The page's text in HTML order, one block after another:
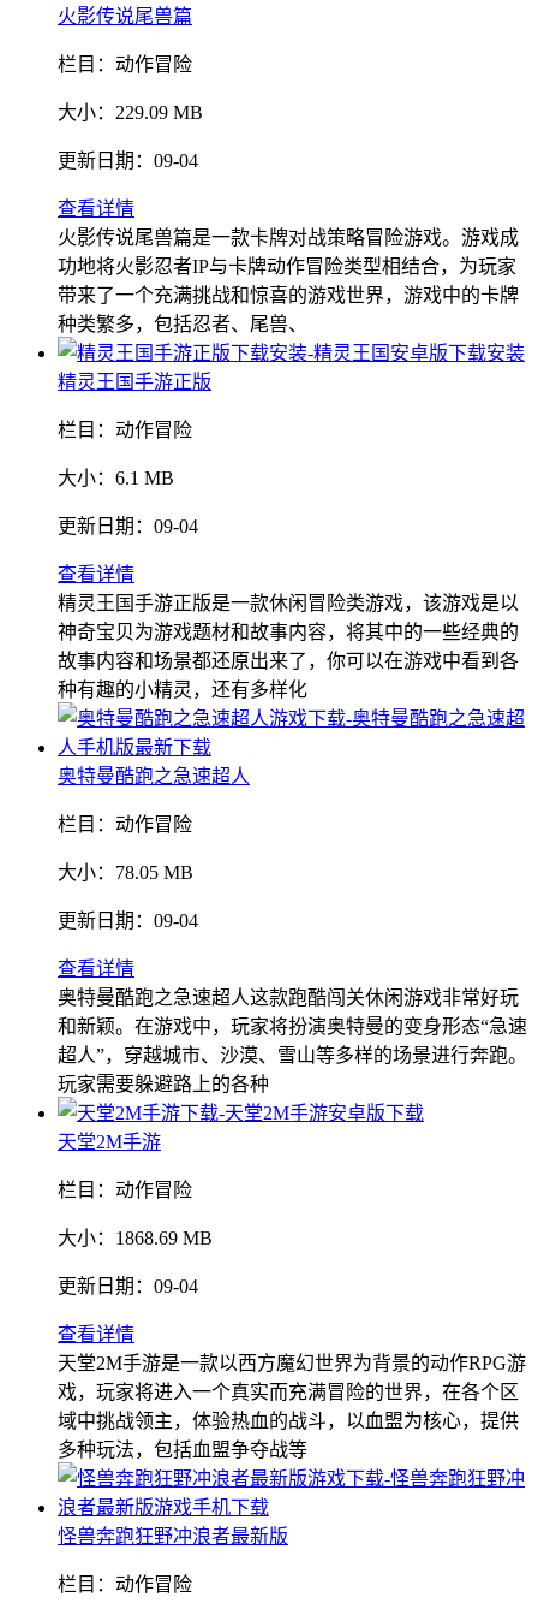
火影传说尾兽篇
栏目： 动作冒险
大小： 229.09 MB
更新日期： 09-04
查看详情
火影传说尾兽篇是一款卡牌对战策略冒险游戏。游戏成
功地将火影忍者IP与卡牌动作冒险类型相结合，为玩家
带来了一个充满挑战和惊喜的游戏世界，游戏中的卡牌
种类繁多，包括忍者、尾兽、
精灵王国手游正版
栏目： 动作冒险
大小： 6.1 MB
更新日期： 09-04
查看详情
精灵王国手游正版是一款休闲冒险类游戏，该游戏是以
神奇宝贝为游戏题材和故事内容，将其中的一些经典的
故事内容和场景都还原出来了，你可以在游戏中看到各
种有趣的小精灵，还有多样化
奥特曼酷跑之急速超人
栏目： 动作冒险
大小： 78.05 MB
更新日期： 09-04
查看详情
奥特曼酷跑之急速超人这款跑酷闯关休闲游戏非常好玩
和新颖。在游戏中，玩家将扮演奥特曼的变身形态“急速
超人”，穿越城市、沙漠、雪山等多样的场景进行奔跑。
玩家需要躲避路上的各种
天堂2M手游
栏目： 动作冒险
大小： 1868.69 MB
更新日期： 09-04
查看详情
天堂2M手游是一款以西方魔幻世界为背景的动作RPG游
戏，玩家将进入一个真实而充满冒险的世界，在各个区
域中挑战领主，体验热血的战斗，以血盟为核心，提供
多种玩法，包括血盟争夺战等
怪兽奔跑狂野冲浪者最新版
栏目： 动作冒险